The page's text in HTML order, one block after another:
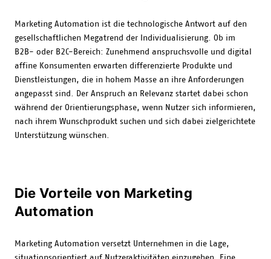
Marketing Automation ist die technologische Antwort auf den
gesellschaftlichen Megatrend der Individualisierung. Ob im
B2B- oder B2C-Bereich: Zunehmend anspruchsvolle und digital
affine Konsumenten erwarten differenzierte Produkte und
Dienstleistungen, die in hohem Masse an ihre Anforderungen
angepasst sind. Der Anspruch an Relevanz startet dabei schon
während der Orientierungsphase, wenn Nutzer sich informieren,
nach ihrem Wunschprodukt suchen und sich dabei zielgerichtete
Unterstützung wünschen.
Die Vorteile von Marketing
Automation
Marketing Automation versetzt Unternehmen in die Lage,